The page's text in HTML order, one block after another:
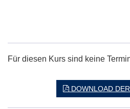
Für diesen Kurs sind keine
DOWNLOAD